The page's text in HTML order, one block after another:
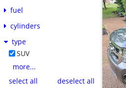
fuel
cylinders
type
SUV
more...
select all
deselect all